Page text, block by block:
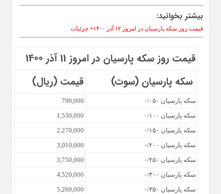
بیشتر بخوانید:
قیمت روز سکه پارسیان در امروز ۱۲ آذر ۱۴۰۰+ جزئیات
قیمت روز سکه پارسیان در امروز 11 آذر 1400
سکه پارسیان (سوت)
قیمت (ریال)
سکه پارسیان ۰/۰۵۰
790,000
سکه پارسیان ۰/۱۰۰
1,530,000
سکه پارسیان ۰/۱۵۰
2,270,000
سکه پارسیان ۰/۲۰۰
3,010,000
سکه پارسیان ۰/۲۵۰
3,750,000
سکه پارسیان ۰/۳۰۰
4,520,000
سکه پارسیان ۰/۳۵۰
5,260,000